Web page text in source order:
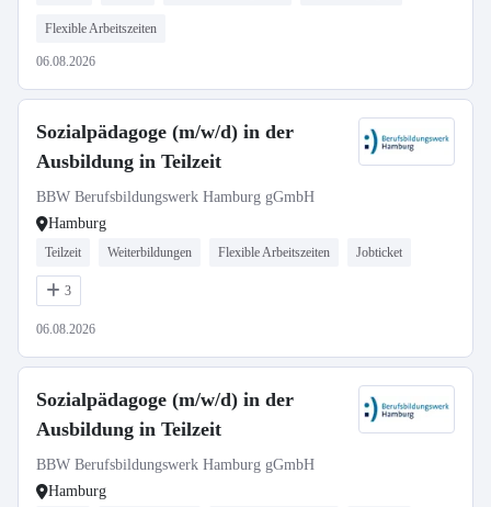
Flexible Arbeitszeiten
06.08.2026
Sozialpädagoge (m/w/d) in der
Ausbildung in Teilzeit
BBW Berufsbildungswerk Hamburg gGmbH
Hamburg
Teilzeit Weiterbildungen Flexible Arbeitszeiten Jobticket
3
06.08.2026
Sozialpädagoge (m/w/d) in der
Ausbildung in Teilzeit
BBW Berufsbildungswerk Hamburg gGmbH
Hamburg